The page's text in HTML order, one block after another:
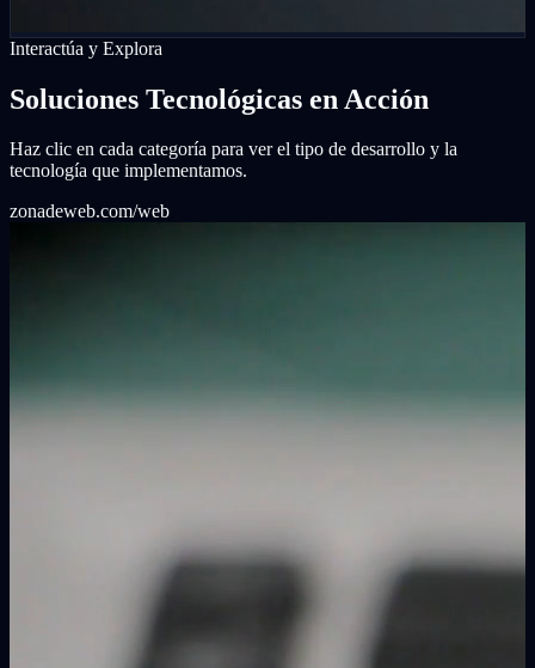
Interactúa y Explora
Soluciones Tecnológicas en Acción
Haz clic en cada categoría para ver el tipo de desarrollo y la
tecnología que implementamos.
zonadeweb.com/web